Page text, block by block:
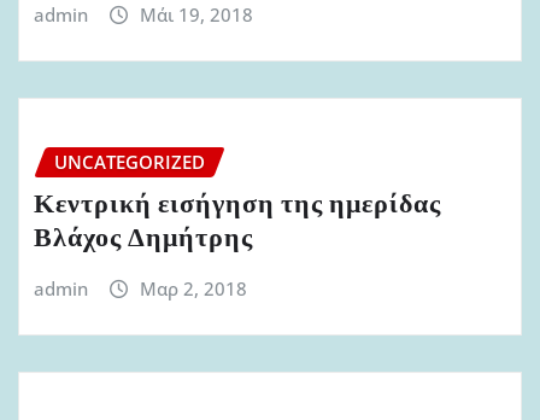
admin Μάι 19, 2018
UNCATEGORIZED
Κεντρική εισήγηση της ημερίδας
Βλάχος Δημήτρης
admin Μαρ 2, 2018